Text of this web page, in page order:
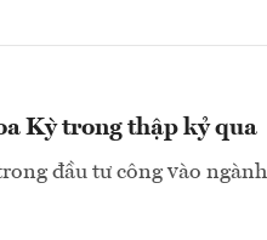
Kỳ trong thập kỷ qua
đầu tư công vào ngành